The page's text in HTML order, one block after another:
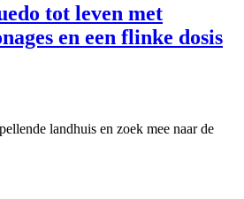
tot leven met
en een flinke dosis
landhuis en zoek mee naar de